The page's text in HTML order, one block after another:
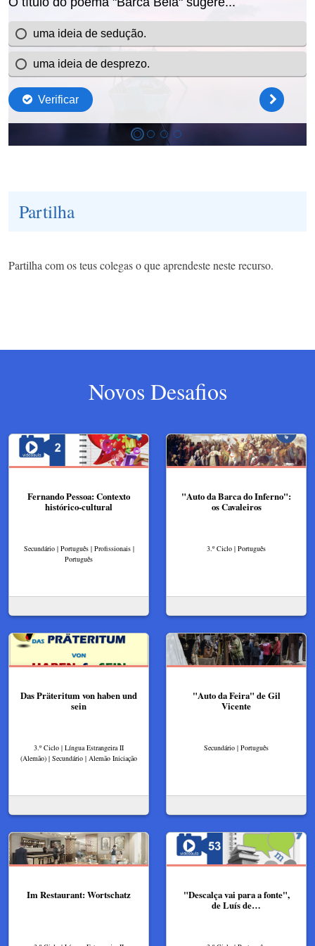
Partilha
Partilha com os teus colegas o que aprendeste neste recurso.
Novos Desafios
Fernando Pessoa: Contexto
histórico-cultural
Secundário | Português | Profissionais |
Português
"Auto da Barca do Inferno":
os Cavaleiros
3.º Ciclo | Português
Das Präteritum von haben und
sein
3.º Ciclo | Língua Estrangeira II
(Alemão) | Secundário | Alemão Iniciação
"Auto da Feira" de Gil
Vicente
Secundário | Português
Im Restaurant: Wortschatz
"Descalça vai para a fonte",
de Luís de…